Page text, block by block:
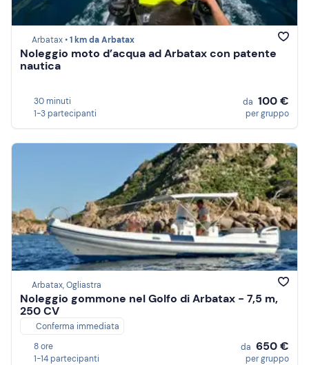
Arbatax •1 km da Arbatax
Noleggio moto d’acqua ad Arbatax con patente
nautica
30 minuti
1-3 partecipanti
da 100 €
per gruppo
Arbatax, Ogliastra
Noleggio gommone nel Golfo di Arbatax - 7,5 m,
250 CV
Conferma immediata
8 ore
1-14 partecipanti
da 650 €
per gruppo